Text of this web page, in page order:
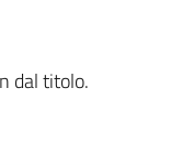
dal titolo.